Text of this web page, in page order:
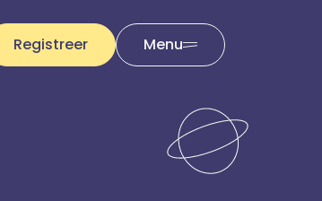
Registreer Menu